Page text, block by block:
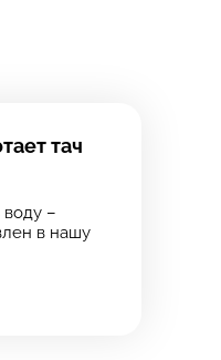
тач
–
в нашу